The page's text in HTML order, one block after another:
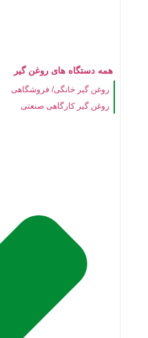
همه دستگاه های روغن گیر
روغن گیر خانگی/ فروشگاهی
روغن گیر کارگاهی صنعتی